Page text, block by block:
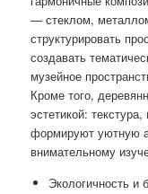
— стеклом,
структурировать
создавать
музейное
Кроме того,
эстетикой:
формируют уютную
внимательному
Экологичность и